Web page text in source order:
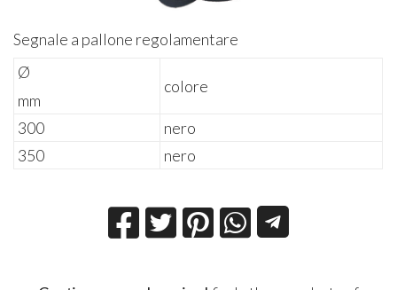
Segnale a pallone regolamentare
Ø
mm
colore
300
nero
350
nero